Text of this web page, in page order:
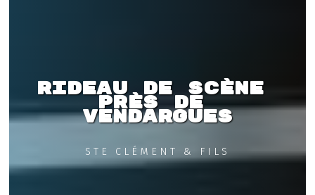
Rideau de scène
près de
Vendargues
STE CLÉMENT & FILS